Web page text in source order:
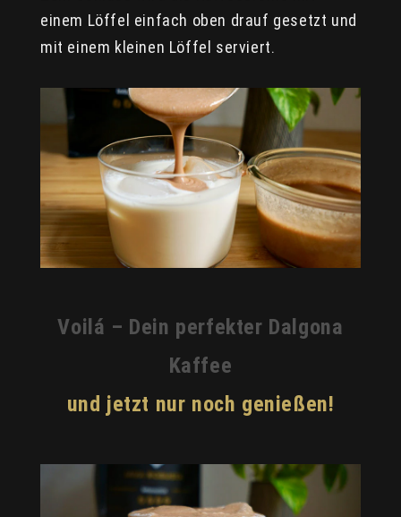
einem Löffel einfach oben drauf gesetzt und
mit einem kleinen Löffel serviert.
Voilá – Dein perfekter Dalgona
Kaffee
und jetzt nur noch genießen!